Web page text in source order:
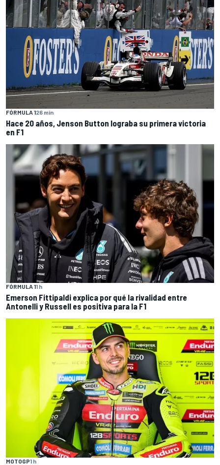
FÓRMULA 126 min
Hace 20 años, Jenson Button lograba su primera victoria
en F1
FÓRMULA 11 h
Emerson Fittipaldi explica por qué la rivalidad entre
Antonelli y Russell es positiva para la F1
MOTOGP1 h